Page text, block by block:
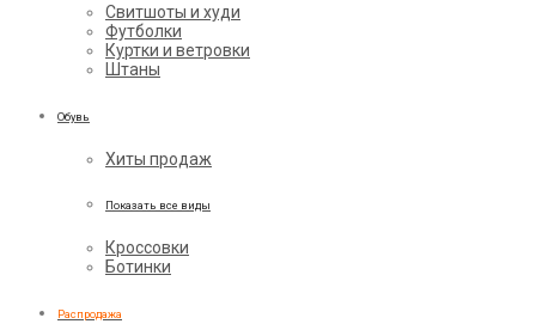
Свитшоты и худи
Футболки
Куртки и ветровки
Штаны
Обувь
Хиты продаж
Показать все виды
Кроссовки
Ботинки
Распродажа